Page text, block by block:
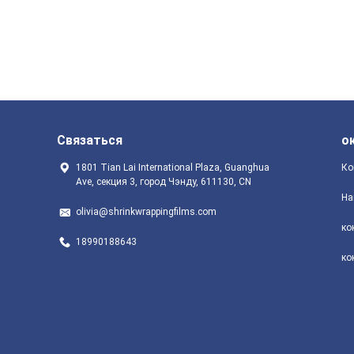
Связаться
1801 Tian Lai International Plaza, Guanghua
Ave, секция 3, город Чэнду, 611130, CN
olivia@shrinkwrappingfilms.com
18990188643